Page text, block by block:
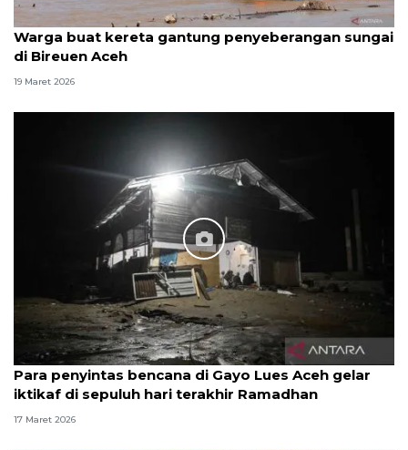
Warga buat kereta gantung penyeberangan sungai
di Bireuen Aceh
19 Maret 2026
Para penyintas bencana di Gayo Lues Aceh gelar
iktikaf di sepuluh hari terakhir Ramadhan
17 Maret 2026